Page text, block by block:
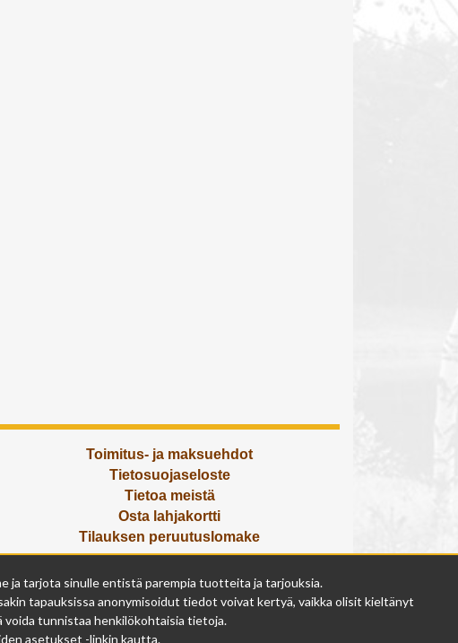
Toimitus- ja maksuehdot
Tietosuojaseloste
Tietoa meistä
Osta lahjakortti
Tilauksen peruutuslomake
Olemme avoinna
ma - pe 9 - 17
la 9 - 14
su suljettu
ja tarjota sinulle entistä parempia tuotteita ja tarjouksia.
tapauksissa anonymisoidut tiedot voivat kertyä, vaikka olisit kieltänyt
voida tunnistaa henkilökohtaisia tietoja.
asetukset -linkin kautta.